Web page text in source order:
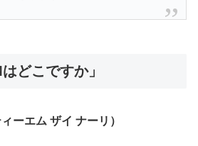
どこですか」
ーエム ザイ ナーリ）